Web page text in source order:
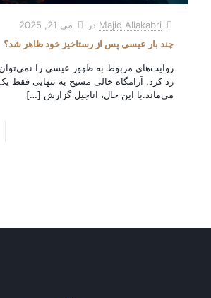
Majid Aliakabri در
می 21, 2025
چند بار عیسی پس از رستاخیز خود ظاهر شد؟
روایت‌های مربوط به ظهور عیسی را
رد کرد. آرامگاه خالی مسیح به تنهایی فقط
می‌ماند.با این حال، اناجیل گزارش […]